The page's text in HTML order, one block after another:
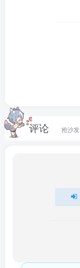
评论 抢沙发